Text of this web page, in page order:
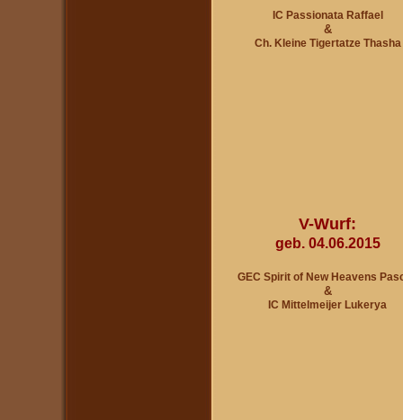
IC Passionata Raffael
&
Ch. Kleine Tigertatze Thasha
V-Wurf:
geb. 04.06.2015
GEC Spirit of New Heavens
&
IC Mittelmeijer Lukerya